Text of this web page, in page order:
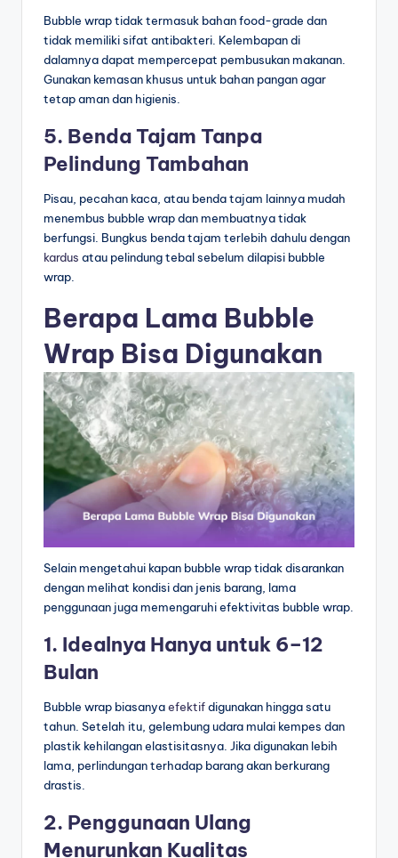
Bubble wrap tidak termasuk bahan food-grade dan
tidak memiliki sifat antibakteri. Kelembapan di
dalamnya dapat mempercepat pembusukan makanan.
Gunakan kemasan khusus untuk bahan pangan agar
tetap aman dan higienis.
5. Benda Tajam Tanpa
Pelindung Tambahan
Pisau, pecahan kaca, atau benda tajam lainnya mudah
menembus bubble wrap dan membuatnya tidak
berfungsi. Bungkus benda tajam terlebih dahulu dengan
kardus atau pelindung tebal sebelum dilapisi bubble
wrap.
Berapa Lama Bubble
Wrap Bisa Digunakan
Selain mengetahui kapan bubble wrap tidak disarankan
dengan melihat kondisi dan jenis barang, lama
penggunaan juga memengaruhi efektivitas bubble wrap.
1. Idealnya Hanya untuk 6–12
Bulan
Bubble wrap biasanyaefektifdigunakan hingga satu
tahun. Setelah itu, gelembung udara mulai kempes dan
plastik kehilangan elastisitasnya. Jika digunakan lebih
lama, perlindungan terhadap barang akan berkurang
drastis.
2. Penggunaan Ulang
Menurunkan Kualitas